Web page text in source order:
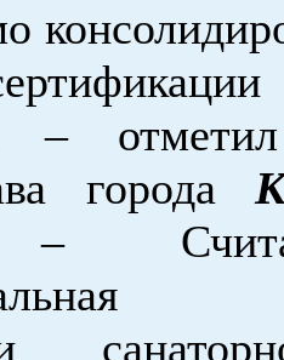
–
города